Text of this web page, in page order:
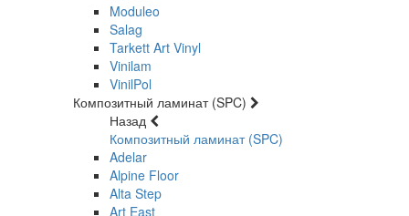
Moduleo
Salag
Tarkett Art Vinyl
Vinilam
VinilPol
Композитный ламинат (SPC)
Назад
Композитный ламинат (SPC)
Adelar
Alpine Floor
Alta Step
Art East